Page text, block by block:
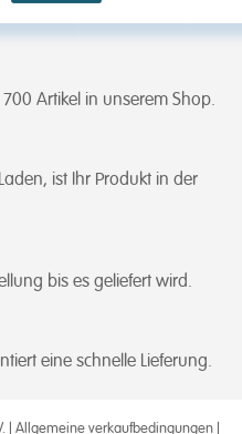
Artikel in unserem Shop.
ist Ihr Produkt in der
bis es geliefert wird.
eine schnelle Lieferung.
| Allgemeine verkaufbedingungen|